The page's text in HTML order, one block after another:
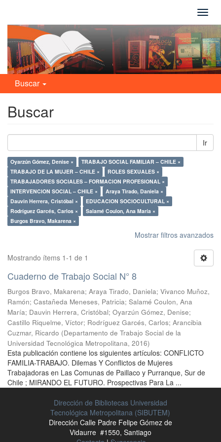
Buscar
Buscar
Ir
Oyarzún Gómez, Denise ×
TRABAJO SOCIAL FAMILIAR – CHILE ×
TRABAJO DE LA MUJER – CHILE ×
ROLES SEXUALES ×
TRABAJADORES SOCIALES – FORMACION PROFESIONAL ×
INTERVENCION SOCIAL – CHILE ×
Araya Tirado, Daniela ×
Dauvin Herrera, Cristóbal ×
EDUCACION SOCIOCULTURAL ×
Rodríguez Garcés, Carlos ×
Salamé Coulon, Ana María ×
Burgos Bravo, Makarena ×
Mostrar filtros avanzados
Mostrando ítems 1-1 de 1
Cuaderno de Trabajo Social N° 8
Burgos Bravo, Makarena; Araya Tirado, Daniela; Vivanco Muñoz,
Ramón; Castañeda Meneses, Patricia; Salamé Coulon, Ana
María; Dauvin Herrera, Cristóbal; Oyarzún Gómez, Denise;
Castillo Riquelme, Víctor; Rodríguez Garcés, Carlos; Arancibia
Cuzmar, Ricardo (Departamento de Trabajo Social de la
Universidad Tecnológica Metropolitana, 2016)
Esta publicación contiene los siguientes artículos: CONFLICTO
FAMILIA-TRABAJO. Dilemas Y Conflictos de Mujeres
Trabajadoras en Las Comunas de Paillaco y Purranque, Sur de
Chile ; MIRANDO EL FUTURO. Prospectivas Para La ...
Dirección de Bibliotecas Universidad
Tecnológica Metropolitana (SIBUTEM)
Dirección Calle Padre Felipe Gómez de
Vidaurre #1550, Santiago